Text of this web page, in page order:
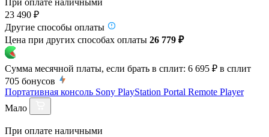
23 490 ₽
Другие способы оплаты
Цена при других способах оплаты 26 779 ₽
Сумма месячной платы, если брать в сплит: 6 695 ₽ в сплит
705 бонусов
Портативная консоль Sony PlayStation Portal Remote Player
Мало
При оплате наличными